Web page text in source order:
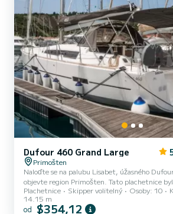
Dufour 460 Grand Large
Primošten
Naloďte se na palubu Lisabet, úžasného
objevte region Primošten. Tato plachetnice
aby zajistila naprosté pohodlí a výkon na moři. Na této plachetnici
dlouhé 14 metrů zažijete výjimečnou plavbu.
moci ubytovat až 10 cestujících a využívat
Plachetnice Skipper volitelný Osoby: 10
14.15 m
od $354,12